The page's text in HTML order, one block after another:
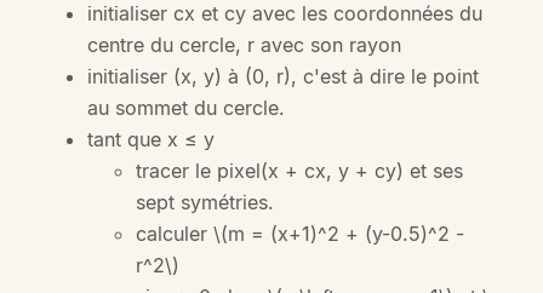
initialiser cx et cy avec les coordonnées du
centre du cercle, r avec son rayon
initialiser (x, y) à (0, r), c'est à dire le point
au sommet du cercle.
tant que x ≤ y
tracer le pixel(x + cx, y + cy) et ses
sept symétries.
calculer \(m = (x+1)^2 + (y-0.5)^2 -
r^2\)